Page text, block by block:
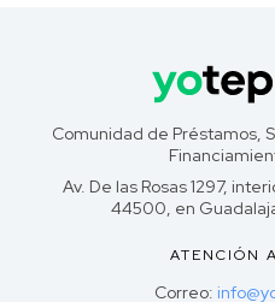
Comunidad de Préstamos,
Av. De las Rosas 1297,
44500, en
ATENCIÓN
Correo: